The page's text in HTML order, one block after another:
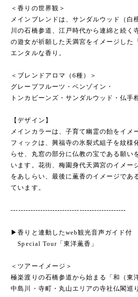
＜香りの世界観＞
メインブレンドは、サンダルウッド（白
川の石橋参道、江戸時代から連綿と続く
の遊女が祈願した天満宮をイメージした
エンタルな香り。
＜ブレンドアロマ（6種）＞
グレープフルーツ・ベンゾイン・
トンカビーンズ・サンダルウッド・仏手
【デザイン】
メインカラーは、子育て幽霊の飴をイメ
フィックは、興福寺の氷裂式組子を紋様
らせ、丸窓の部分に仏教の宝である願い
います。花街、梅園身代天満宮のイメー
をあしらい、最後に薫香のイメージであ
ています。
-----------------------------------------------
▶︎香りと連動したweb観光音声ガイド付
Special Tour「東洋薫香」
＜ツアーイメージ＞
極楽渡りの石橋参道から始まる「和（東
中島川・寺町・丸山エリアの寺社仏閣巡り